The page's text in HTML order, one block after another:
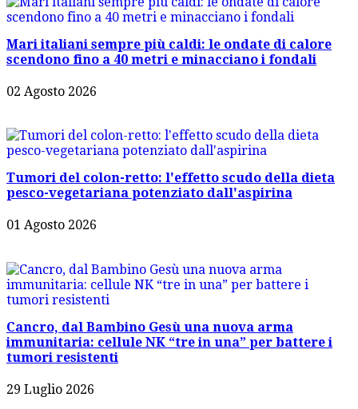
Mari italiani sempre più caldi: le ondate di calore
scendono fino a 40 metri e minacciano i fondali
02 Agosto 2026
Tumori del colon-retto: l'effetto scudo della dieta
pesco-vegetariana potenziato dall'aspirina
01 Agosto 2026
Cancro, dal Bambino Gesù una nuova arma
immunitaria: cellule NK “tre in una” per battere i
tumori resistenti
29 Luglio 2026